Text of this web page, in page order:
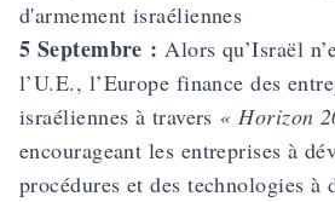
5 Septembre : Alors qu’Israël
l’U.E., l’Europe finance des
israéliennes à travers « Horizon
encourageant les entreprises à
procédures et des technologies à